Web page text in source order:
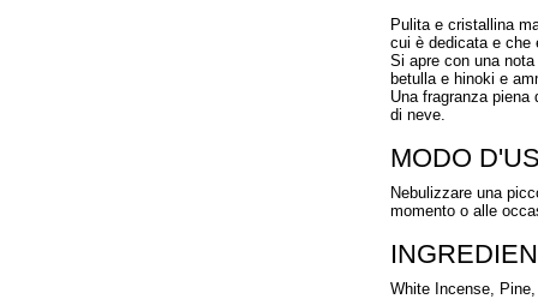
Pulita e cristallina
cui è dedicata e che
Si apre con una
betulla e hinoki e
Una fragranza
di neve.
MODO
Nebulizzare una
momento o alle
White Incense,